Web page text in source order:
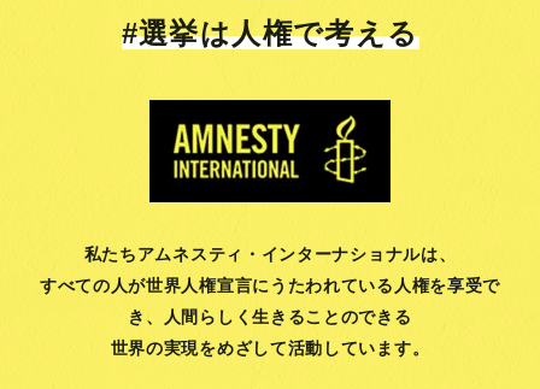
#選挙は人権で考える
私たちアムネスティ・インターナショナルは、
すべての人が世界人権宣言にうたわれている人権を享受で
き、
人間らしく生きることのできる
世界の実現をめざして活動しています。